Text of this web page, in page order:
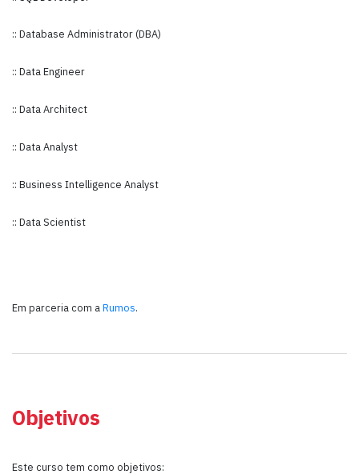
:: Database Administrator (DBA)
:: Data Engineer
:: Data Architect
:: Data Analyst
:: Business Intelligence Analyst
:: Data Scientist
Em parceria com a Rumos.
Objetivos
Este curso tem como objetivos: